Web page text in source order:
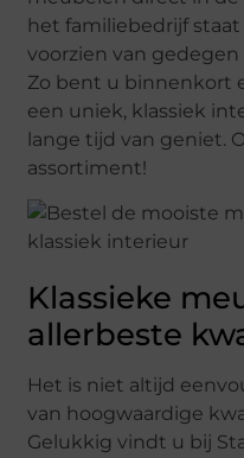
het familiebedrijf
voorzien van
Zo bent u binnenkort
een uniek, klassiek
lange tijd van geniet.
assortiment!
Klassieke
allerbeste
Het is niet altijd
van hoogwaardige
Gelukkig vindt u bij